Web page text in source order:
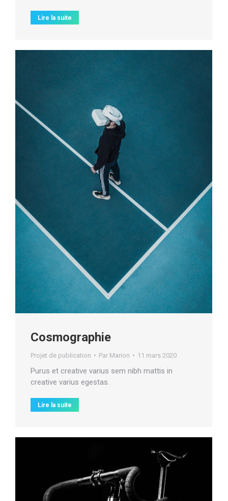
Lire la suite
Cosmographie
Projet de publication Par Marion 11 mars 2020
Purus et creative varius sem nibh mattis in
creative varius egestas.
Lire la suite